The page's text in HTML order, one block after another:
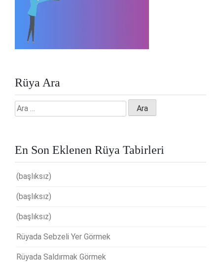
Rüya Ara
Arama:
En Son Eklenen Rüya Tabirleri
(başlıksız)
(başlıksız)
(başlıksız)
Rüyada Sebzeli Yer Görmek
Rüyada Saldırmak Görmek